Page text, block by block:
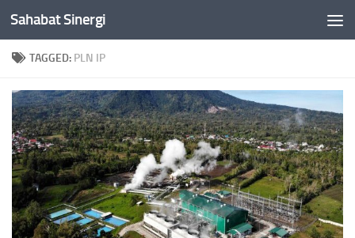
Skip to content
Sahabat Sinergi
TAGGED: PLN IP